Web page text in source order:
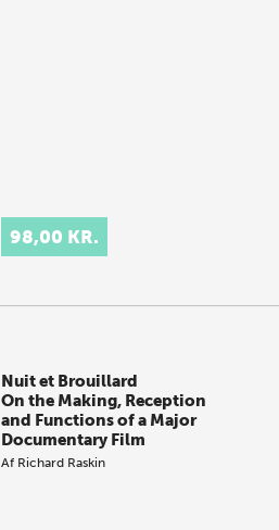
98,00 KR.
Nuit et Brouillard
On the Making, Reception
and Functions of a Major
Documentary Film
Af Richard Raskin